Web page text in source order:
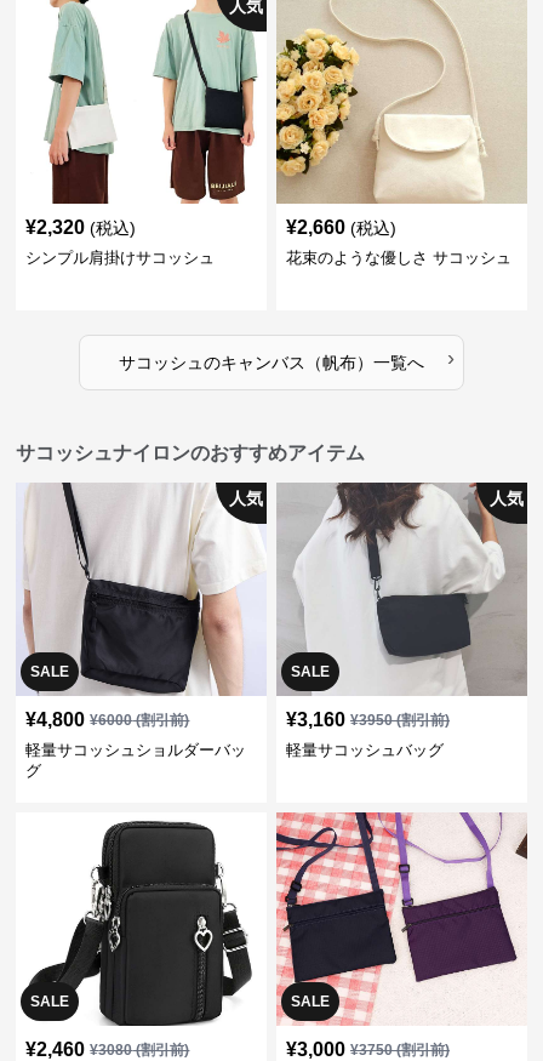
人気
¥2,320 (税込)
シンプル肩掛けサコッシュ
¥2,660 (税込)
花束のような優しさ サコッシュ
サコッシュ のキャンバス（帆布） 一覧へ ›
サコッシュナイロンのおすすめアイテム
SALE
人気
¥4,800 ¥6000(割引前)
軽量サコッシュショルダーバッ
グ
SALE
人気
¥3,160 ¥3950(割引前)
軽量サコッシュバッグ
SALE
¥2,460 ¥3080(割引前)
SALE
¥3,000 ¥3750(割引前)